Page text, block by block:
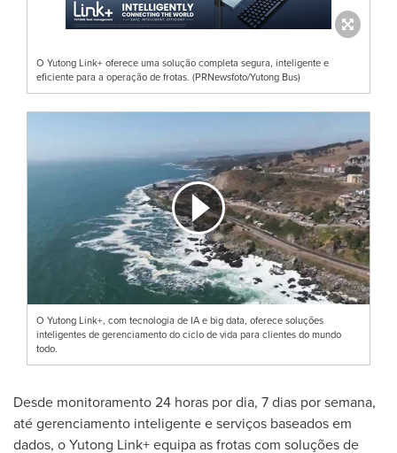
O Yutong Link+ oferece uma solução completa segura, inteligente e
eficiente para a operação de frotas. (PRNewsfoto/Yutong Bus)
O Yutong Link+, com tecnologia de IA e big data, oferece soluções
inteligentes de gerenciamento do ciclo de vida para clientes do mundo
todo.
Desde monitoramento 24 horas por dia, 7 dias por semana,
até gerenciamento inteligente e serviços baseados em
dados, o Yutong Link+ equipa as frotas com soluções de